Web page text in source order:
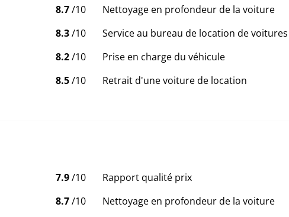
8.7/10
Nettoyage en profondeur de la voiture
8.3/10
Service au bureau de location de voitures
8.2/10
Prise en charge du véhicule
8.5/10 Retrait d'une voiture de location
7.9/10
Rapport qualité prix
8.7/10
Nettoyage en profondeur de la voiture